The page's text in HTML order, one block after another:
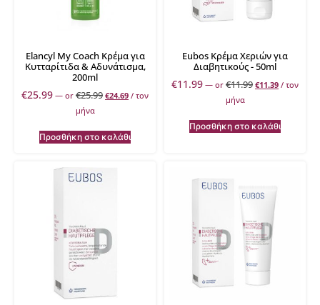
Elancyl My Coach Κρέμα για
Κυτταρίτιδα & Αδυνάτισμα,
200ml
€25.99 — or €25.99 €24.69 / τον
μήνα
Προσθήκη στο καλάθι
Eubos Κρέμα Χεριών για
Διαβητικούς - 50ml
€11.99 — or €11.99 €11.39 / τον
μήνα
Προσθήκη στο καλάθι